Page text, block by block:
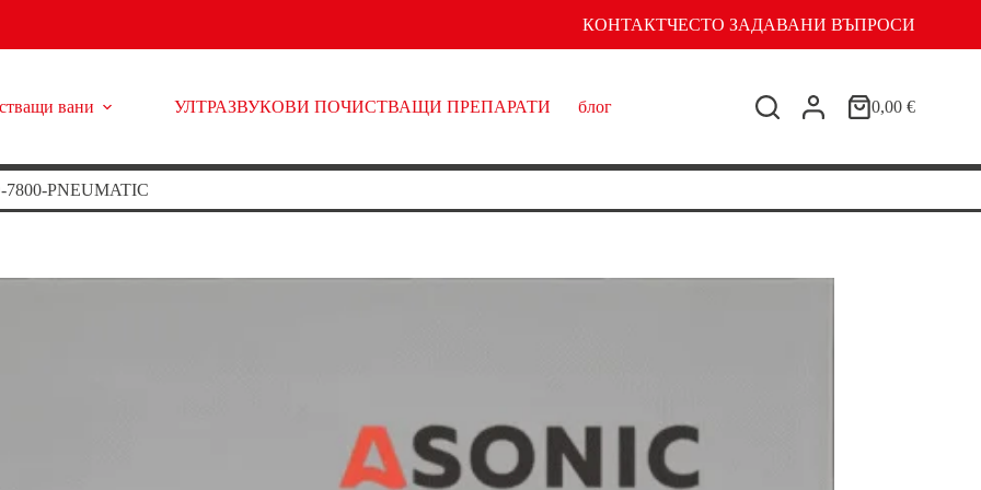
КОНТАКТЧЕСТО ЗАДАВАНИ ВЪПРОСИ
вани УЛТРАЗВУКОВИ ПОЧИСТВАЩИ ПРЕПАРАТИ блог
Shopping
0,00 €
7800-PNEUMATIC